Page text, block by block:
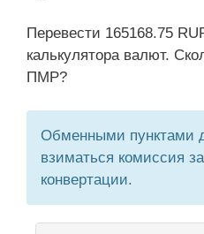
Перевести 165168.75
калькулятора валют.
ПМР?
Обменными пунктами
взиматься комиссия
конвертации.